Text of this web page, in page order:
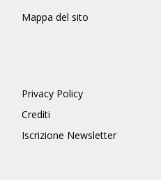
Mappa del sito
Privacy Policy
Crediti
Iscrizione Newsletter